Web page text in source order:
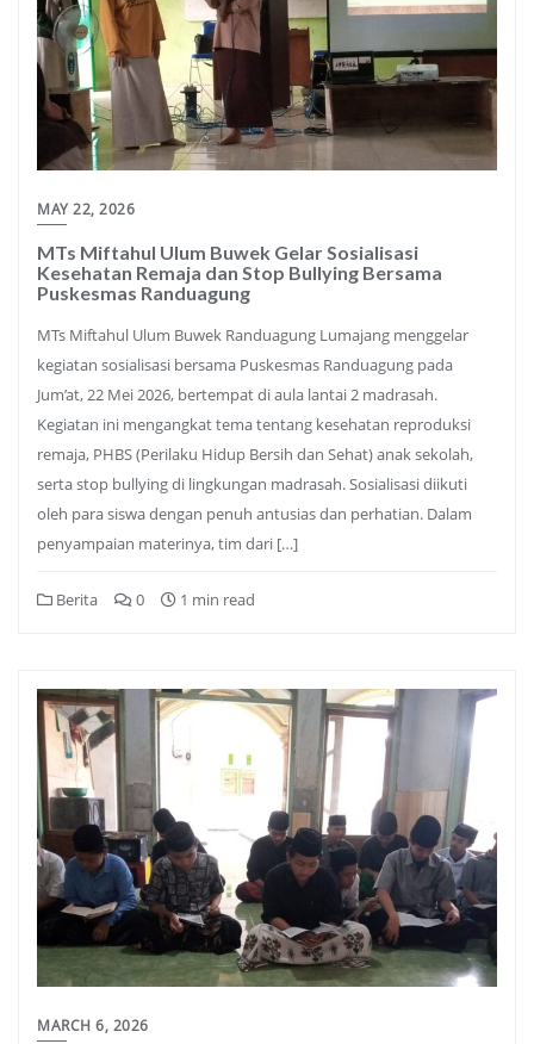
MAY 22, 2026
MTs Miftahul Ulum Buwek Gelar Sosialisasi
Kesehatan Remaja dan Stop Bullying Bersama
Puskesmas Randuagung
MTs Miftahul Ulum Buwek Randuagung Lumajang menggelar
kegiatan sosialisasi bersama Puskesmas Randuagung pada
Jum’at, 22 Mei 2026, bertempat di aula lantai 2 madrasah.
Kegiatan ini mengangkat tema tentang kesehatan reproduksi
remaja, PHBS (Perilaku Hidup Bersih dan Sehat) anak sekolah,
serta stop bullying di lingkungan madrasah. Sosialisasi diikuti
oleh para siswa dengan penuh antusias dan perhatian. Dalam
penyampaian materinya, tim dari […]
Berita 0 1 min read
MARCH 6, 2026